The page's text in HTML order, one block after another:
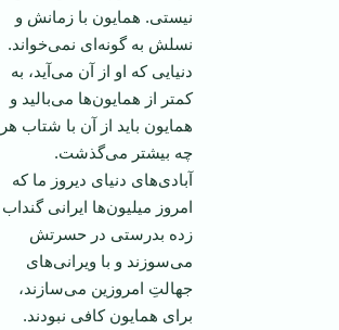
نیستی. همایون با زمانش و
نسلش به گونه‌ای نمی‌خواند.
دنیایی که او از آن می‌آید، به
کمتر از همایون‌ها می‌بالید و
همایون باید از آن با شتاب هر
چه بيشتر می‌گذشت.
آبادی‌های دنیای دیروز ما که
امروز میلیون‌ها ایرانی گنداب
زده بدرستی در حسرتش
می‌سوزند و با ویرانی‌های
جهالتِ امروزین می‌سازند،
برای همایون کافی نبودند.